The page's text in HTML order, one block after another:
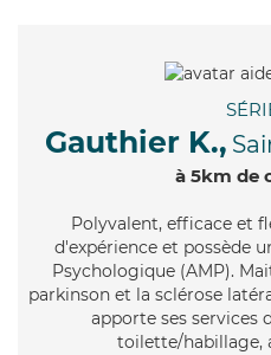
Gauthier K.,
à 5km de
Polyvalent, efficace et
d'expérience et possède
Psychologique (AMP).
parkinson et la sclérose
apporte ses services
toilette/habillage,